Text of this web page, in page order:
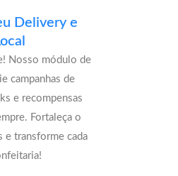
Delivery e
Nosso módulo de
campanhas de
e recompensas
Fortaleça o
e transforme cada